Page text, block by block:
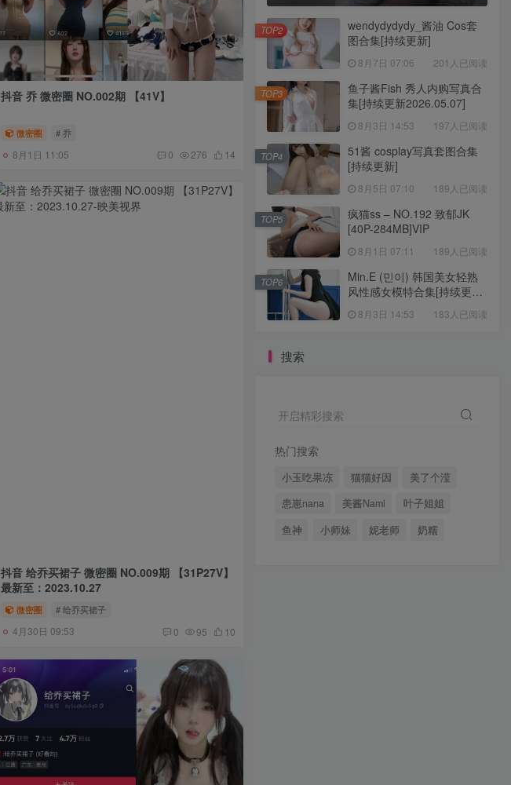
抖音 乔 微密圈 NO.002期 【41V】
微密圈 # 乔
8月1日 11:05 0 276 14
抖音 给乔买裙子 微密圈 NO.009期 【31P27V】
最新至：2023.10.27
微密圈 # 给乔买裙子
4月30日 09:53 0 95 10
wendydydydy_酱油 Cos套
图合集[持续更新]
8月7日 07:06 201人已阅读
TOP2
鱼子酱Fish 秀人内购写真合
集[持续更新2026.05.07]
8月3日 14:53 197人已阅读
TOP3
51酱 cosplay写真套图合集
[持续更新]
8月5日 07:10 189人已阅读
TOP4
疯猫ss – NO.192 致郁JK
[40P-284MB]VIP
8月1日 07:11 189人已阅读
TOP5
Min.E (민이) 韩国美女轻熟
风性感女模特合集[持续更新
8月3日 14:53 183人已阅读
TOP6
搜索
开启精彩搜索
热门搜索
小玉吃果冻 猫猫好因
美了个滢
患崽nana
美酱Nami
叶子姐姐
鱼神
小师妹 妮老师 奶糯